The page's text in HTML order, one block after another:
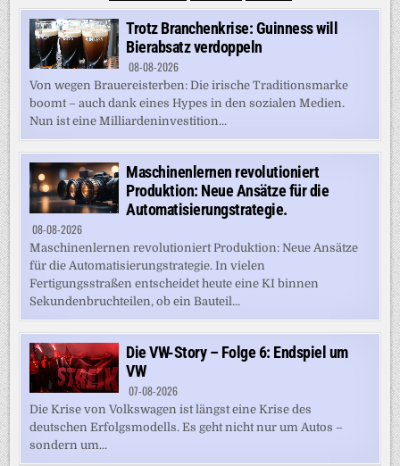
Trotz Branchenkrise: Guinness will
Bierabsatz verdoppeln
08-08-2026
Von wegen Brauereisterben: Die irische Traditionsmarke
boomt – auch dank eines Hypes in den sozialen Medien.
Nun ist eine Milliardeninvestition...
Maschinenlernen revolutioniert
Produktion: Neue Ansätze für die
Automatisierungstrategie.
08-08-2026
Maschinenlernen revolutioniert Produktion: Neue Ansätze
für die Automatisierungstrategie. In vielen
Fertigungsstraßen entscheidet heute eine KI binnen
Sekundenbruchteilen, ob ein Bauteil...
Die VW-Story – Folge 6: Endspiel um
VW
07-08-2026
Die Krise von Volkswagen ist längst eine Krise des
deutschen Erfolgsmodells. Es geht nicht nur um Autos –
sondern um...